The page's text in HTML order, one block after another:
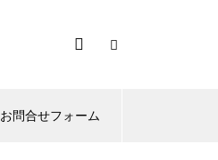
お問合せフォーム